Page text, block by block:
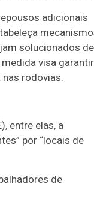
adicionais
solucionados de
visa garantir
rodovias.
entre elas, a
por “locais de
de